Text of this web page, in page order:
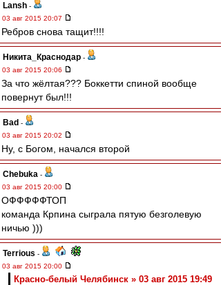
Lansh -
03 авг 2015 20:07
Ребров снова тащит!!!!
Никита_Краснодар -
03 авг 2015 20:06
За что жёлтая??? Боккетти спиной вообще
повернут был!!!
Bad -
03 авг 2015 20:02
Ну, с Богом, начался второй
Chebuka -
03 авг 2015 20:00
ОФФФФФТОП
команда Крпина сыграла пятую безголевую
ничью )))
Terrious -
03 авг 2015 20:00
Красно-белый Челябинск » 03 авг 2015 19:49